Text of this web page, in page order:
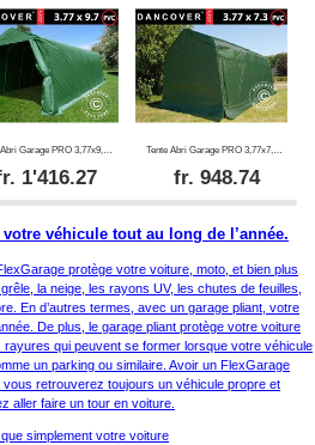
1'416.27 fr. 948.74
véhicule tout au long de l’année.
protège votre voiture, moto, et bien plus
la neige, les rayons UV, les chutes de feuilles,
En d’autres termes, avec un garage pliant, votre
De plus, le garage pliant protège votre voiture
qui peuvent se former lorsque votre véhicule
un parking ou similaire. Avoir un FlexGarage
retrouverez toujours un véhicule propre et
aller faire un tour en voiture.
simplement votre voiture